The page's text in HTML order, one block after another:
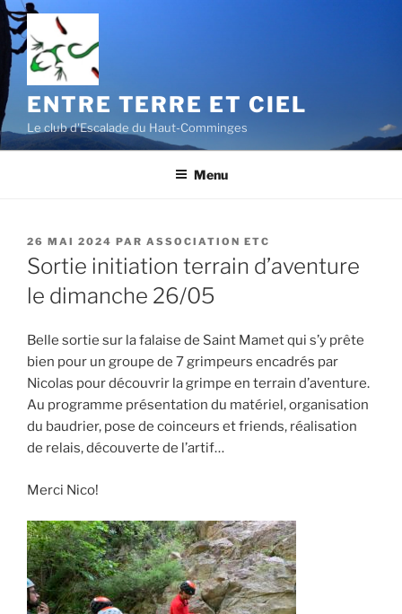
Aller
au
contenu
principal
ENTRE TERRE ET CIEL
Le club d'Escalade du Haut-Comminges
Menu
PUBLIÉ
LE
26 MAI 2024 PAR ASSOCIATION ETC
Sortie initiation terrain d’aventure
le dimanche 26/05
Belle sortie sur la falaise de Saint Mamet qui s’y prête
bien pour un groupe de 7 grimpeurs encadrés par
Nicolas pour découvrir la grimpe en terrain d’aventure.
Au programme présentation du matériel, organisation
du baudrier, pose de coinceurs et friends, réalisation
de relais, découverte de l’artif…
Merci Nico!